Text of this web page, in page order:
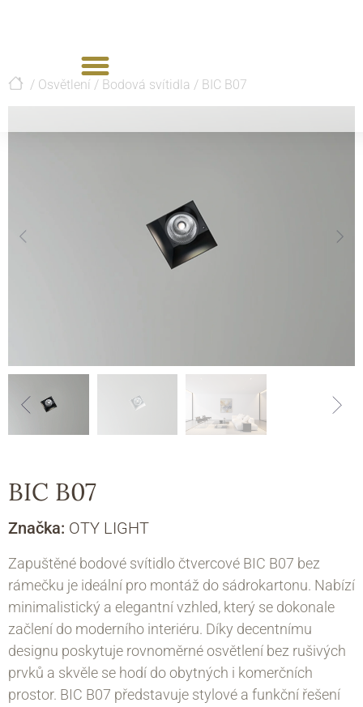
/ Osvětlení / Bodová svítidla / BIC B07
BIC B07
Značka: OTY LIGHT
Zapuštěné bodové svítidlo čtvercové BIC B07 bez
rámečku je ideální pro montáž do sádrokartonu. Nabízí
minimalistický a elegantní vzhled, který se dokonale
začlení do moderního interiéru. Díky decentnímu
designu poskytuje rovnoměrné osvětlení bez rušivých
prvků a skvěle se hodí do obytných i komerčních
prostor. BIC B07 představuje stylové a funkční řešení